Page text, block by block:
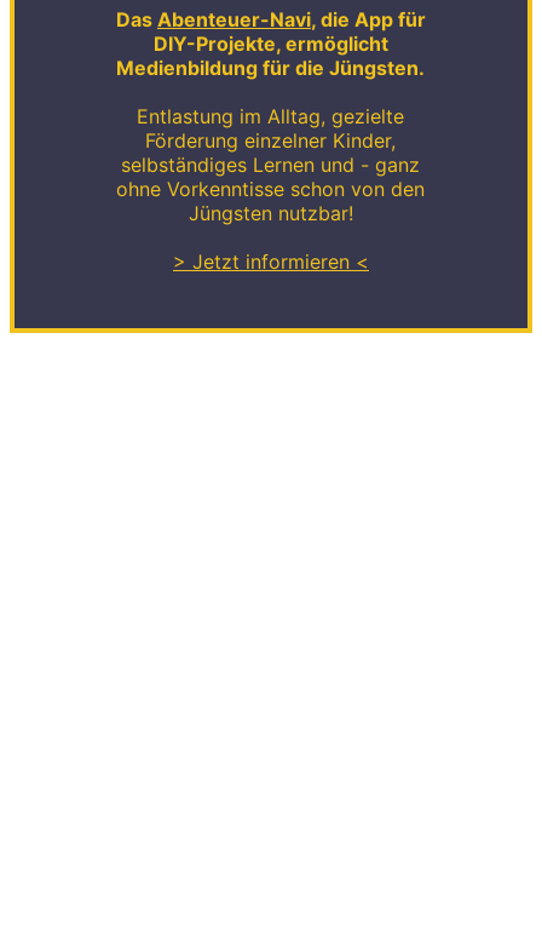
Das Abenteuer-Navi, die App für
DIY-Projekte, ermöglicht
Medienbildung für die Jüngsten.
Entlastung im Alltag, gezielte
Förderung einzelner Kinder,
selbständiges Lernen und - ganz
ohne Vorkenntisse schon von den
Jüngsten nutzbar!
> Jetzt informieren <